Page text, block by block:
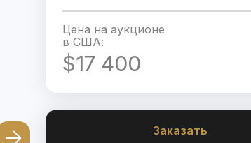
Цена на аукционе
в США:
$17 400
Заказать